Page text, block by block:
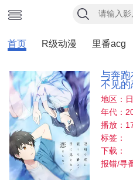
首页 R级动漫 里番acg
与奔
不见的
地区：
年代：
播放：
标签：
下载：
报错/寻